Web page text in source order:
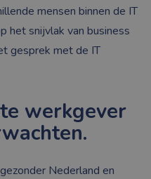
mensen binnen de IT
het snijvlak van business
gesprek met de IT
werkgever
Nederland en